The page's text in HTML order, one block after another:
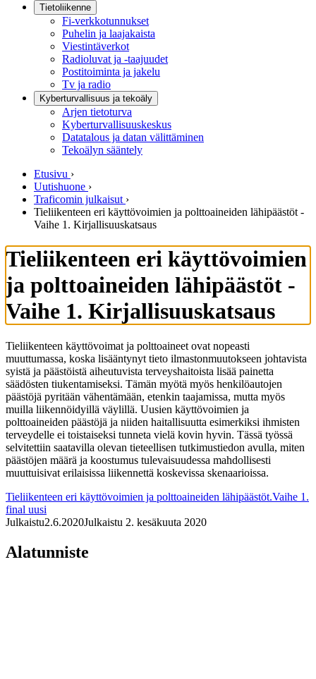
Tietoliikenne
Fi-verkkotunnukset
Puhelin ja laajakaista
Viestintäverkot
Radioluvat ja -taajuudet
Postitoiminta ja jakelu
Tv ja radio
Kyberturvallisuus ja tekoäly
Arjen tietoturva
Kyberturvallisuuskeskus
Datatalous ja datan välittäminen
Tekoälyn sääntely
Etusivu ›
Uutishuone ›
Traficomin julkaisut ›
Tieliikenteen eri käyttövoimien ja polttoaineiden lähipäästöt -
Vaihe 1. Kirjallisuuskatsaus
Tieliikenteen eri käyttövoimien
ja polttoaineiden lähipäästöt -
Vaihe 1. Kirjallisuuskatsaus
Tieliikenteen käyttövoimat ja polttoaineet ovat nopeasti
muuttumassa, koska lisääntynyt tieto ilmastonmuutokseen johtavista
syistä ja päästöistä aiheutuvista terveyshaitoista lisää painetta
säädösten tiukentamiseksi. Tämän myötä myös henkilöautojen
päästöjä pyritään vähentämään, etenkin taajamissa, mutta myös
muilla liikennöidyillä väylillä. Uusien käyttövoimien ja
polttoaineiden päästöjä ja niiden haitallisuutta esimerkiksi ihmisten
terveydelle ei toistaiseksi tunneta vielä kovin hyvin. Tässä työssä
selvitettiin saatavilla olevan tieteellisen tutkimustiedon avulla, miten
päästöjen määrä ja koostumus tulevaisuudessa mahdollisesti
muuttuisivat erilaisissa liikennettä koskevissa skenaarioissa.
Tieliikenteen eri käyttövoimien ja polttoaineiden lähipäästöt.Vaihe 1.
final uusi
Julkaistu2.6.2020Julkaistu 2. kesäkuuta 2020
Alatunniste